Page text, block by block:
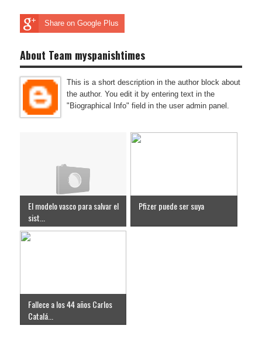
Share on Google Plus
About Team myspanishtimes
This is a short description in the author block about
the author. You edit it by entering text in the
"Biographical Info" field in the user admin panel.
El modelo vasco para salvar el
sist...
Pfizer puede ser suya
Fallece a los 44 años Carlos
Catalá...